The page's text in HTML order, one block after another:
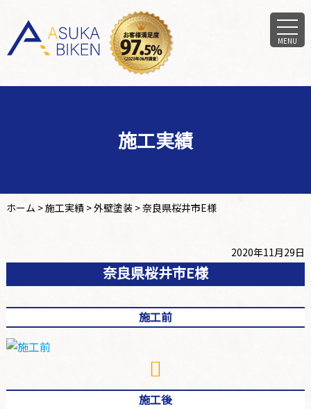
MENU
施工実績
ホーム >施工実績>外壁塗装>奈良県桜井市E様
2020年11月29日
奈良県桜井市E様
施工前
施工後